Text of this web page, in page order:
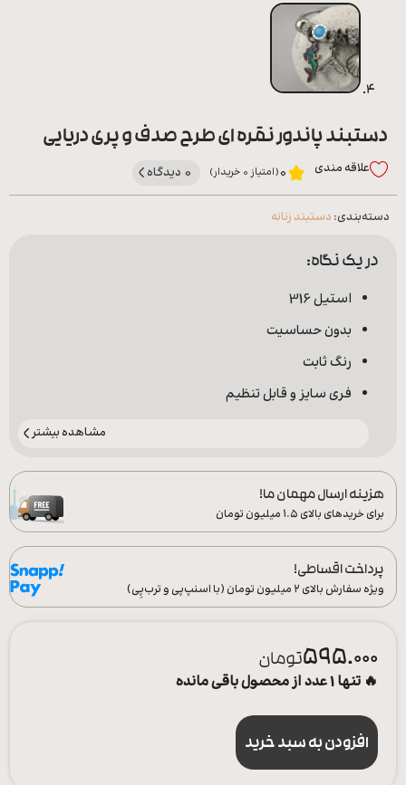
دستبند پاندور نقره ای طرح صدف و پری دریایی
علاقه‌ مندی 0(امتیاز 0 خریدار) 0 دیدگاه
دسته‌بندی: دستبند زنانه
در یک نگاه:
استیل 316
بدون حساسیت
رنگ ثابت
فری سایز و قابل تنظیم
مشاهده بیشتر
هزینه ارسال مهمان ما!
برای خریدهای بالای ۱.۵ میلیون تومان
پرداخت اقساطی!
ویژه سفارش‌ بالای ۲ میلیون تومان (با اسنپ‌پی و ترب‌پِی)
595.000تومان
🔥 تنها 1 عدد از محصول باقی مانده
افزودن به سبد خرید